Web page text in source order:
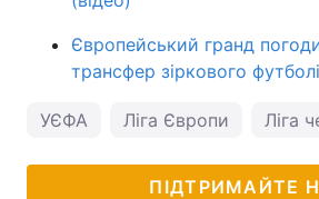
Європейський гранд
трансфер зіркового
УЄФА Ліга Європи Ліга
ПІДТРИМАЙТЕ